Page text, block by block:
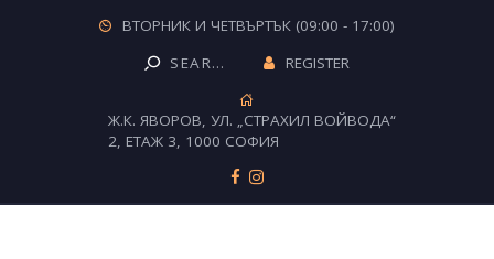
ВТОРНИК И ЧЕТВЪРТЪК (09:00 - 17:00)
REGISTER
Ж.К. ЯВОРОВ, УЛ. „СТРАХИЛ ВОЙВОДА“
2, ЕТАЖ 3, 1000 СОФИЯ